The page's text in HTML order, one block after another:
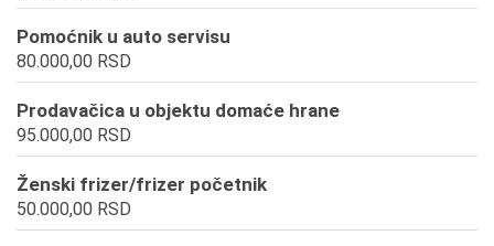
Pomoćnik u auto servisu
80.000,00 RSD
Prodavačica u objektu domaće hrane
95.000,00 RSD
Ženski frizer/frizer početnik
50.000,00 RSD